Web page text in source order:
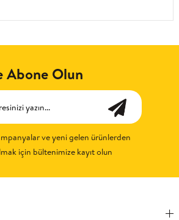
Abone Olun
ve yeni gelen ürünlerden
için bültenimize kayıt olun